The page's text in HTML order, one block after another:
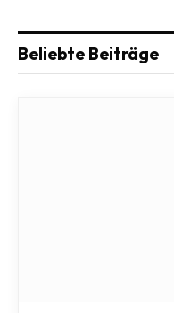
Beliebte Beiträge